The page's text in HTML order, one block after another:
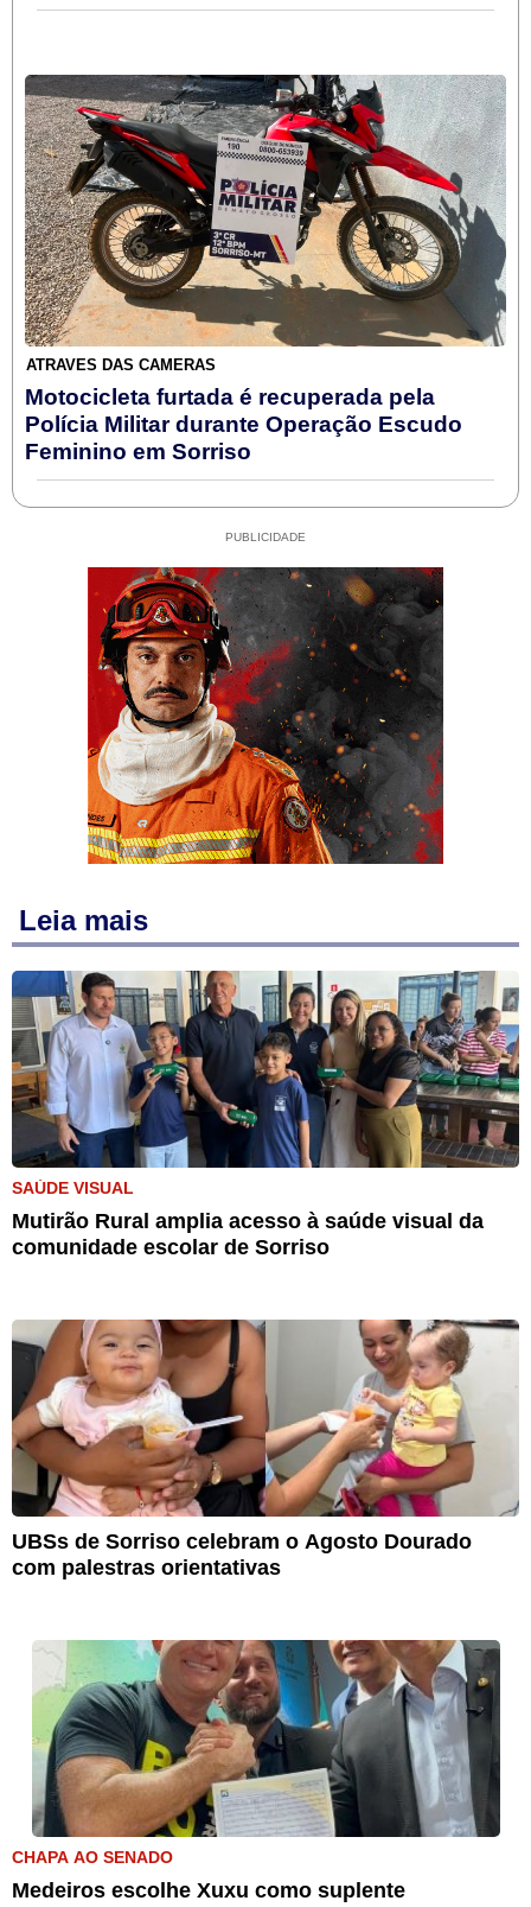
ATRAVÉS DAS CÂMERAS
Motocicleta furtada é recuperada pela
Polícia Militar durante Operação Escudo
Feminino em Sorriso
PUBLICIDADE
Leia mais
SAÚDE VISUAL
Mutirão Rural amplia acesso à saúde visual da
comunidade escolar de Sorriso
UBSs de Sorriso celebram o Agosto Dourado
com palestras orientativas
CHAPA AO SENADO
Medeiros escolhe Xuxu como suplente